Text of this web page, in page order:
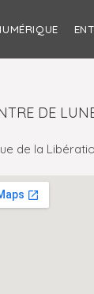
DE
de la